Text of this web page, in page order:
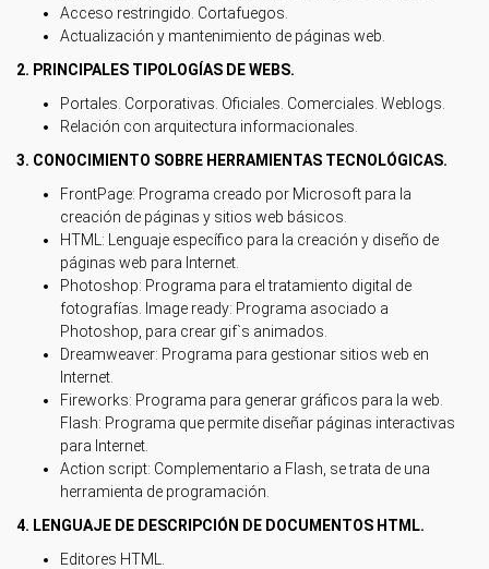
Acceso restringido. Cortafuegos.
Actualización y mantenimiento de páginas web.
2. PRINCIPALES TIPOLOGÍAS DE WEBS.
Portales. Corporativas. Oficiales. Comerciales. Weblogs.
Relación con arquitectura informacionales.
3. CONOCIMIENTO SOBRE HERRAMIENTAS TECNOLÓGICAS.
FrontPage: Programa creado por Microsoft para la
creación de páginas y sitios web básicos.
HTML: Lenguaje específico para la creación y diseño de
páginas web para Internet.
Photoshop: Programa para el tratamiento digital de
fotografías. Image ready: Programa asociado a
Photoshop, para crear gif`s animados.
Dreamweaver: Programa para gestionar sitios web en
Internet.
Fireworks: Programa para generar gráficos para la web.
Flash: Programa que permite diseñar páginas interactivas
para Internet.
Action script: Complementario a Flash, se trata de una
herramienta de programación.
4. LENGUAJE DE DESCRIPCIÓN DE DOCUMENTOS HTML.
Editores HTML.